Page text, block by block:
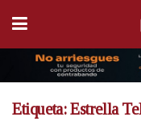
Etiqueta:Estrella